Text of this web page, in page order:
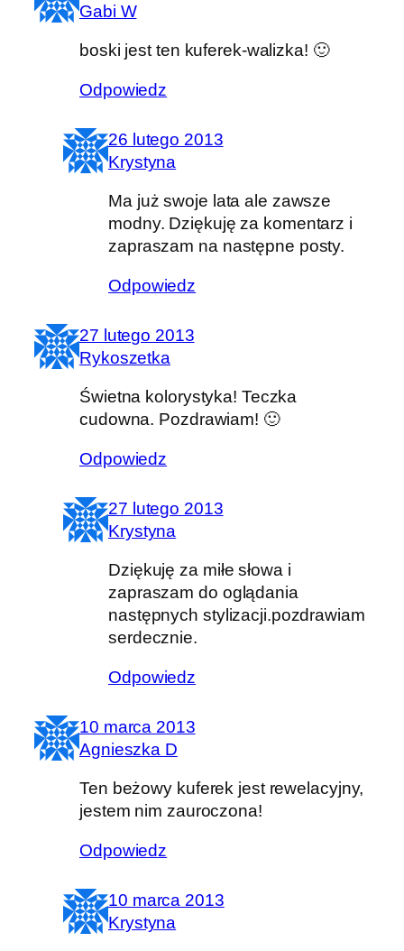
Gabi W
boski jest ten kuferek-walizka! 🙂
Odpowiedz
26 lutego 2013
Krystyna
Ma już swoje lata ale zawsze
modny. Dziękuję za komentarz i
zapraszam na następne posty.
Odpowiedz
27 lutego 2013
Rykoszetka
Świetna kolorystyka! Teczka
cudowna. Pozdrawiam! 🙂
Odpowiedz
27 lutego 2013
Krystyna
Dziękuję za miłe słowa i
zapraszam do oglądania
następnych stylizacji.pozdrawiam
serdecznie.
Odpowiedz
10 marca 2013
Agnieszka D
Ten beżowy kuferek jest rewelacyjny,
jestem nim zauroczona!
Odpowiedz
10 marca 2013
Krystyna